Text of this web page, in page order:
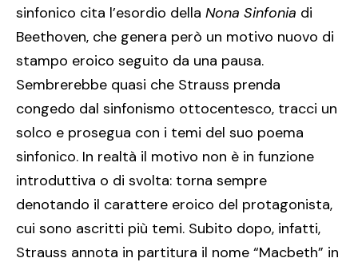
sinfonico cita l’esordio della Nona Sinfonia di
Beethoven, che genera però un motivo nuovo di
stampo eroico seguito da una pausa.
Sembrerebbe quasi che Strauss prenda
congedo dal sinfonismo ottocentesco, tracci un
solco e prosegua con i temi del suo poema
sinfonico. In realtà il motivo non è in funzione
introduttiva o di svolta: torna sempre
denotando il carattere eroico del protagonista,
cui sono ascritti più temi. Subito dopo, infatti,
Strauss annota in partitura il nome “Macbeth” in